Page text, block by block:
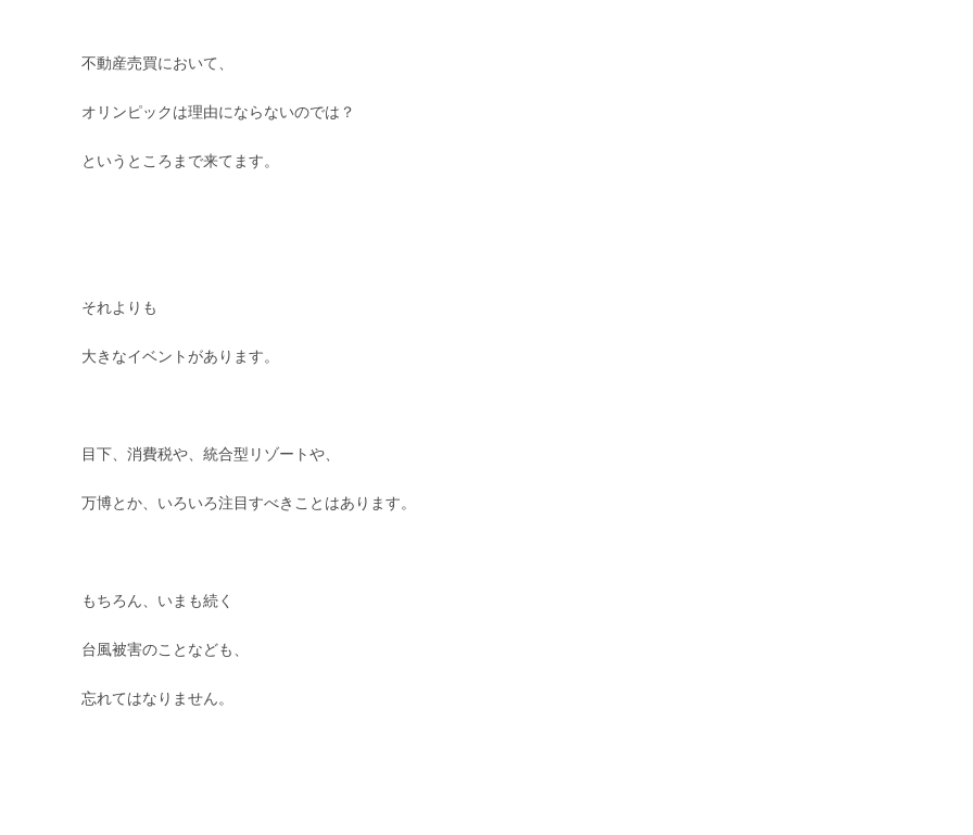
不動産売買において、
オリンピックは理由にならないのでは？
というところまで来てます。
それよりも
大きなイベントがあります。
目下、消費税や、統合型リゾートや、
万博とか、いろいろ注目すべきことはあります。
もちろん、いまも続く
台風被害のことなども、
忘れてはなりません。